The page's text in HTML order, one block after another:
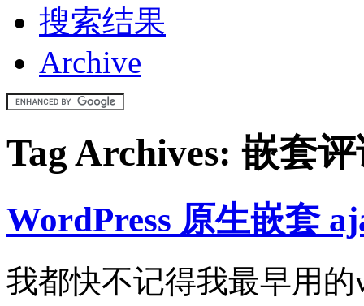
搜索结果
Archive
Tag Archives: 嵌套
WordPress 原生嵌套
我都快不记得我最早用的